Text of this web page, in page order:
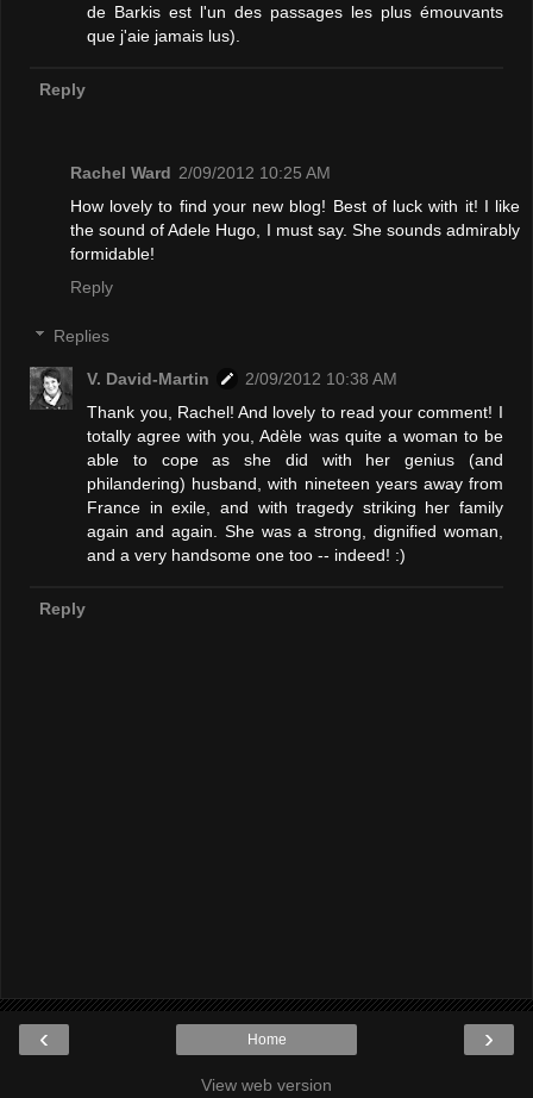
de Barkis est l'un des passages les plus émouvants
que j'aie jamais lus).
Reply
Rachel Ward 2/09/2012 10:25 AM
How lovely to find your new blog! Best of luck with it! I like
the sound of Adele Hugo, I must say. She sounds admirably
formidable!
Reply
Replies
V. David-Martin
2/09/2012 10:38 AM
Thank you, Rachel! And lovely to read your comment! I
totally agree with you, Adèle was quite a woman to be
able to cope as she did with her genius (and
philandering) husband, with nineteen years away from
France in exile, and with tragedy striking her family
again and again. She was a strong, dignified woman,
and a very handsome one too -- indeed! :)
Reply
‹ ›
Home
View web version